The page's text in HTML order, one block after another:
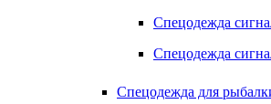
Спецодежда
Спецодежда
Спецодежда для